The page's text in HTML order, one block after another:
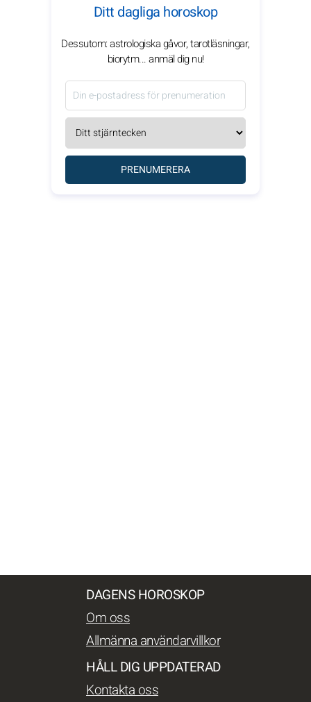
Ditt dagliga horoskop
Dessutom: astrologiska gåvor, tarotläsningar,
biorytm... anmäl dig nu!
PRENUMERERA
DAGENS HOROSKOP
Om oss
Allmänna användarvillkor
HÅLL DIG UPPDATERAD
Kontakta oss